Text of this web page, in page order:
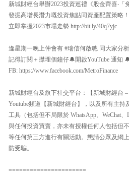
新城財經台舉辦2023投資巡禮《股金齊喜‧
發掘高增長潛力嘅投資焦點同資產配置策略！
立即掌握2023市場走勢 http://bit.ly/40q7yjc
逢星期一晚上仲會有 #瑞信何啟聰 同大家分
記得訂閱＋㩒埋個鐘仔🔔開啟YouTube 通知
FB: https://www.facebook.com/MetroFinance
新城財經台及旗下社交平台：【新城財經台
Youtube頻道【新城財經台】，以及所有主
工具（包括但不局限於 WhatsApp、WeChat
與任何投資買賣，亦未有授權任何人包括但
等任何第三方進行有關活動。懇請公眾及網
防受騙。
======================